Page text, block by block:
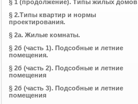
§ 1 (продолжение). Типы жилых домов
§ 2.Типы квартир и нормы
проектирования.
§ 2а. Жилые комнаты.
§ 2б (часть 1). Подсобные и летние
помещения.
§ 2б (часть 2). Подсобные и летние
помещения
§ 2б (часть 3). Подсобные и летние
помещения